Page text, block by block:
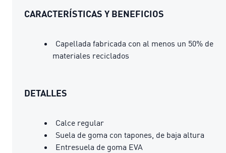
CARACTERÍSTICAS Y BENEFICIOS
Capellada fabricada con al menos un 50% de
materiales reciclados
DETALLES
Calce regular
Suela de goma con tapones, de baja altura
Entresuela de goma EVA